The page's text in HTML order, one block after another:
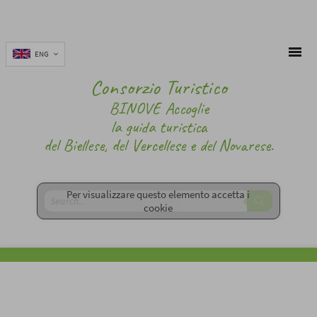
ENG
Consorzio Turistico
BINOVE Accoglie
la guida turistica
del Biellese, del Vercellese e del Novarese.
Per visualizzare questo elemento accetta i
cookie